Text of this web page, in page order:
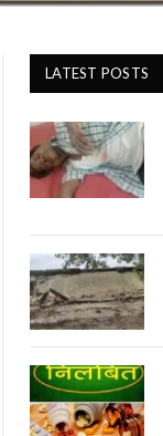
LATEST POSTS